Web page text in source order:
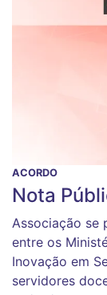
ACORDO
Nota
Associação se
entre os
Inovação em
servidores